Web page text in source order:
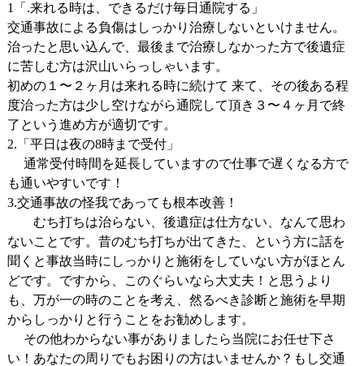
1「.来れる時は、できるだけ毎日通院する」
交通事故による負傷はしっかり治療しないといけません。
治ったと思い込んで、最後まで治療しなかった方で後遺症
に苦しむ方は沢山いらっしゃいます。
初めの１〜２ヶ月は来れる時に続けて 来て、その後ある程
度治った方は少し空けながら通院して頂き３〜４ヶ月で終
了という進め方が適切です。
2.「平日は夜の8時まで受付」
通常受付時間を延長していますので仕事で遅くなる方で
も通いやすいです！
3.交通事故の怪我であっても根本改善！
むち打ちは治らない、後遺症は仕方ない、なんて思わ
ないことです。昔のむち打ちが出てきた、という方に話を
聞くと事故当時にしっかりと施術をしていない方がほとん
どです。ですから、このぐらいなら大丈夫！と思うより
も、万が一の時のことを考え、然るべき診断と施術を早期
からしっかりと行うことをお勧めします。
その他わからない事がありましたら当院にお任せ下さ
い！あなたの周りでもお困りの方はいませんか？もし交通